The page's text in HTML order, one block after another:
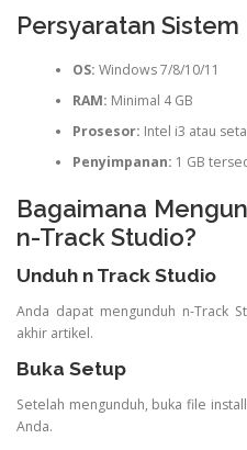
Persyaratan Sistem
OS: Windows 7/8/10/11
RAM: Minimal 4 GB
Prosesor: Intel i3 atau
Penyimpanan: 1 GB
Bagaimana
n-Track Studio?
Unduh n Track Studio
Anda dapat mengunduh n-Track
akhir artikel.
Buka Setup
Setelah mengunduh, buka file
Anda.